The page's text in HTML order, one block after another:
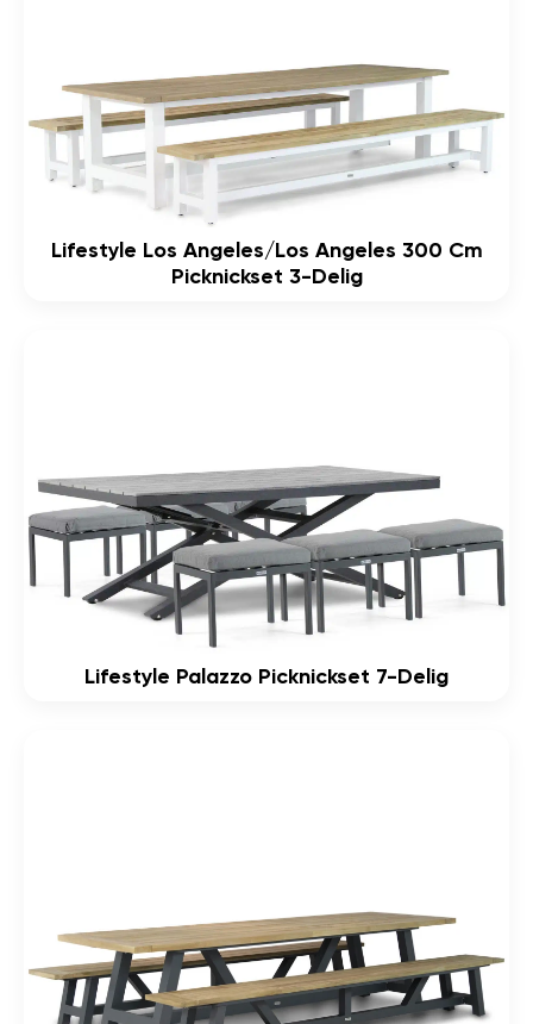
Lifestyle Los Angeles/Los Angeles 300 Cm
Picknickset 3-Delig
Lifestyle Palazzo Picknickset 7-Delig